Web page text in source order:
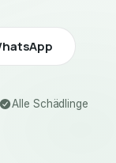
Alle Schädlinge